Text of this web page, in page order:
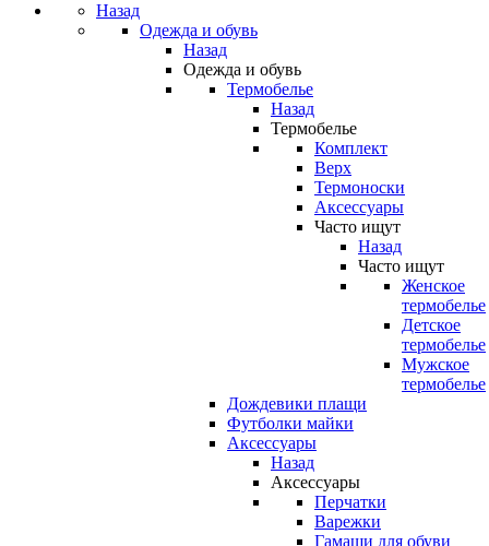
Назад
Одежда и обувь
Назад
Одежда и обувь
Термобелье
Назад
Термобелье
Комплект
Верх
Термоноски
Аксессуары
Часто ищут
Назад
Часто ищут
Женское
термобелье
Детское
термобелье
Мужское
термобелье
Дождевики плащи
Футболки майки
Аксессуары
Назад
Аксессуары
Перчатки
Варежки
Гамаши для обуви